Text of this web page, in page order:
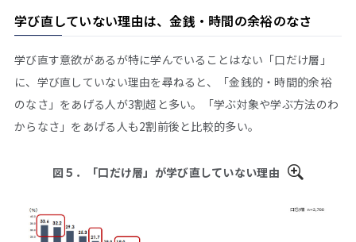
学び直していない理由は、金銭・時間の余裕のなさ
学び直す意欲があるが特に学んでいることはない「口だけ層」
に、学び直していない理由を尋ねると、「金銭的・時間的余裕
のなさ」をあげる人が3割超と多い。「学ぶ対象や学ぶ方法のわ
からなさ」をあげる人も2割前後と比較的多い。
図５．「口だけ層」が学び直していない理由